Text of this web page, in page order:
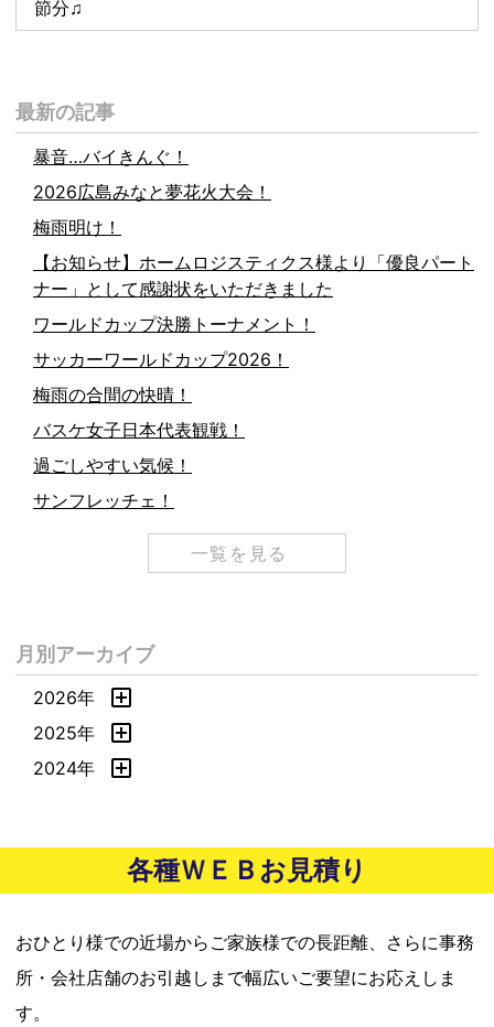
節分♫
最新の記事
暴音…バイきんぐ！
2026広島みなと夢花火大会！
梅雨明け！
【お知らせ】ホームロジスティクス様より「優良パート
ナー」として感謝状をいただきました
ワールドカップ決勝トーナメント！
サッカーワールドカップ2026！
梅雨の合間の快晴！
バスケ女子日本代表観戦！
過ごしやすい気候！
サンフレッチェ！
一覧を見る
月別アーカイブ
2026年
2025年
2024年
各種ＷＥＢお見積り
おひとり様での近場からご家族様での長距離、さらに事務
所・会社店舗のお引越しまで幅広いご要望にお応えしま
す。